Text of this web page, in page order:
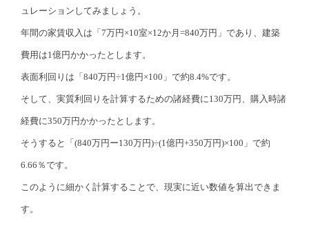
ュレーションしてみましょう。
年間の家賃収入は「7万円×10室×12か月=840万円」であり、建築
費用は1億円かかったとします。
表面利回りは「840万円÷1億円×100」で約8.4%です。
そして、実質利回りを計算するための諸経費に130万円、購入時諸
経費に350万円かかったとします。
そうすると「(840万円ー130万円)÷(1億円+350万円)×100」で約
6.66％です。
このように細かく計算することで、現実に近い数値を算出できま
す。